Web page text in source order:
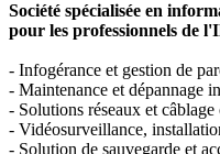
Société spécialisée en
pour les professionnels de
- Infogérance et gestion de
- Maintenance et dépannage
- Solutions réseaux et
- Vidéosurveillance,
- Solution de sauvegarde et